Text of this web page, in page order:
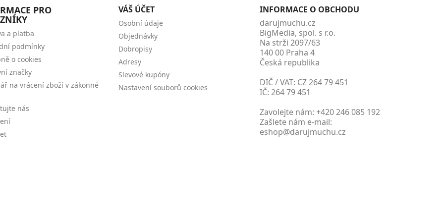
PRO
a platba
podmínky
o cookies
značky
na vrácení zboží v zákonné
nás
VÁŠ ÚČET
Osobní údaje
Objednávky
Dobropisy
Adresy
Slevové kupóny
Nastavení souborů cookies
INFORMACE O OBCHODU
darujmuchu.cz
BigMedia, spol. s r.o.
Na strži 2097/63
140 00 Praha 4
Česká republika
DIČ / VAT: CZ 264 79 451
IČ: 264 79 451
Zavolejte nám: +420 246 085 192
Zašlete nám e-mail:
eshop@darujmuchu.cz